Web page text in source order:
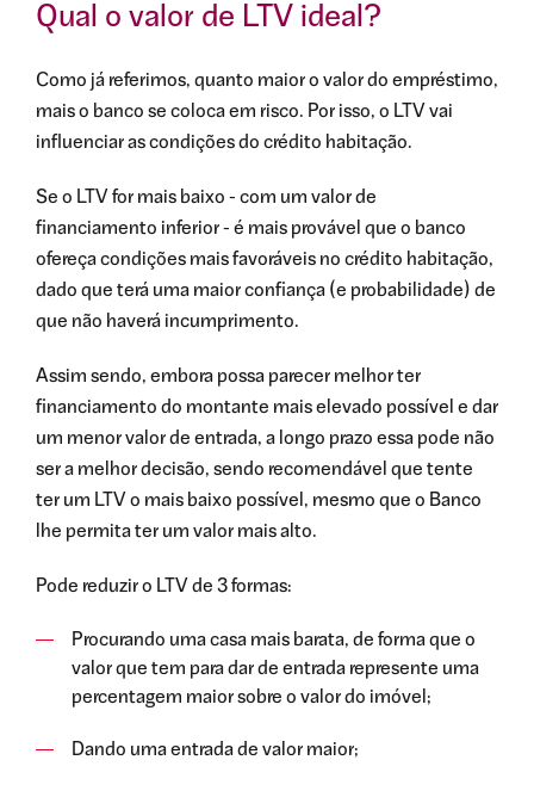
Qual o valor de LTV ideal?
Como já referimos, quanto maior o valor do empréstimo,
mais o banco se coloca em risco. Por isso, o LTV vai
influenciar as condições do crédito habitação.
Se o LTV for mais baixo - com um valor de
financiamento inferior - é mais provável que o banco
ofereça condições mais favoráveis no crédito habitação,
dado que terá uma maior confiança (e probabilidade) de
que não haverá incumprimento.
Assim sendo, embora possa parecer melhor ter
financiamento do montante mais elevado possível e dar
um menor valor de entrada, a longo prazo essa pode não
ser a melhor decisão, sendo recomendável que tente
ter um LTV o mais baixo possível, mesmo que o Banco
lhe permita ter um valor mais alto.
Pode reduzir o LTV de 3 formas:
Procurando uma casa mais barata, de forma que o
valor que tem para dar de entrada represente uma
percentagem maior sobre o valor do imóvel;
Dando uma entrada de valor maior;